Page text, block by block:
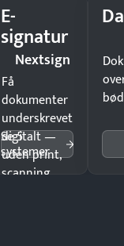
E-
signatur
Nextsign
Få
dokumenter
underskrevet
digitalt —
uden print,
scanning
Se 5
systemer